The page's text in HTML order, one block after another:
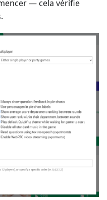
— cela vérifie